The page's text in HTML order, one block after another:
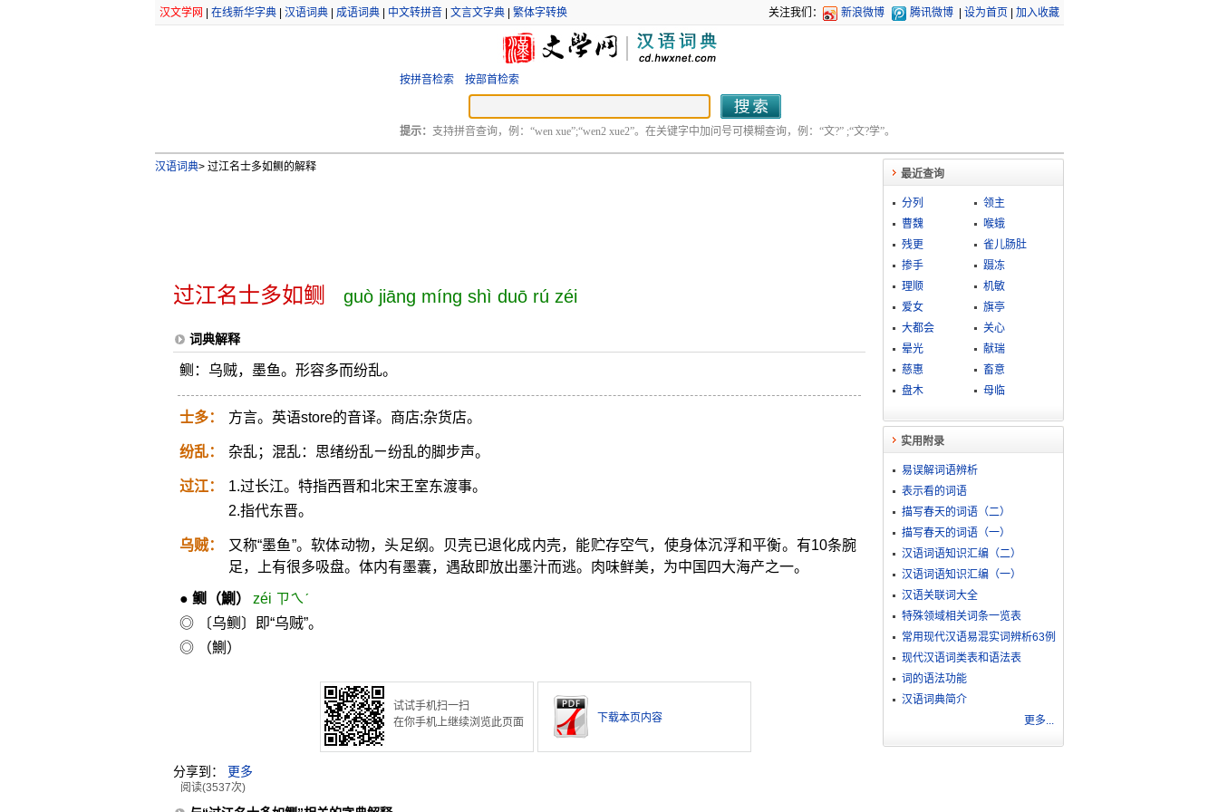
汉文学网 在线新华字典| 汉语词典| 成语词典| 中文转拼音| 文言文字典| 繁体字转换 关注我们： 新浪微博 腾讯微博 设为首页 加入收藏
按拼音检索 按部首检索
提示： 支持拼音查询，例：“wen xue”;“wen2 xue2”。在关键字中加问号可模糊查询，例：“文?” ;“文?学”。
汉语词典>过江名士多如鲗的解释
过江名士多如鲗 guò jiāng míng shì duō rú zéi
词典解释
鲗：乌贼，墨鱼。形容多而纷乱。
士多： 方言。英语store的音译。商店;杂货店。
纷乱： 杂乱；混乱：思绪纷乱ㄧ纷乱的脚步声。
过江：
1.过长江。特指西晋和北宋王室东渡事。
2.指代东晋。
乌贼：
又称“墨鱼”。软体动物，头足纲。贝壳已退化成内壳，能贮存空气，使身体沉浮和平衡。有10条腕
足，上有很多吸盘。体内有墨囊，遇敌即放出墨汁而逃。肉味鲜美，为中国四大海产之一。
● 鲗 （鰂）
zéi ㄗㄟˊ
◎ 〔乌鲗〕即“乌贼”。
◎ （鰂）
试试手机扫一扫
在你手机上继续浏览此页面
下载本页内容
分享到： 更多
阅读(3537次)
最近查询
分列
领主
曹魏
喉蛾
残更
雀儿肠肚
掺手
蹑冻
理顺
机敏
爱女
旗亭
大都会
关心
晕光
献瑞
慈惠
畜意
盘木
母临
实用附录
易误解词语辨析
表示看的词语
描写春天的词语（二）
描写春天的词语（一）
汉语词语知识汇编（二）
汉语词语知识汇编（一）
汉语关联词大全
特殊领域相关词条一览表
常用现代汉语易混实词辨析63例
现代汉语词类表和语法表
词的语法功能
汉语词典简介
更多...